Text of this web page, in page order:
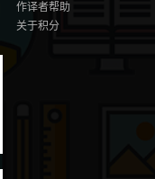
作译者帮助
关于积分